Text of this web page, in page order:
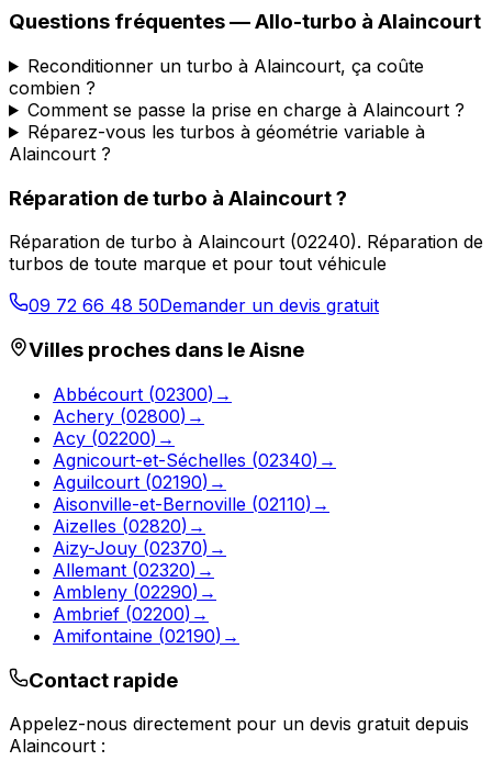
Questions fréquentes —Allo-turbo à Alaincourt
Reconditionner un turbo à Alaincourt, ça coûte
combien ?
Comment se passe la prise en charge à Alaincourt ?
Réparez-vous les turbos à géométrie variable à
Alaincourt ?
Réparation de turbo à Alaincourt?
Réparation de turbo à Alaincourt (02240). Réparation de
turbos de toute marque et pour tout véhicule
09 72 66 48 50Demander un devis gratuit
Villes proches dans leAisne
Abbécourt (02300) →
Achery (02800) →
Acy (02200) →
Agnicourt-et-Séchelles (02340) →
Aguilcourt (02190) →
Aisonville-et-Bernoville (02110) →
Aizelles (02820) →
Aizy-Jouy (02370) →
Allemant (02320) →
Ambleny (02290) →
Ambrief (02200) →
Amifontaine (02190) →
Contact rapide
Appelez-nous directement pour un devis gratuit depuis
Alaincourt :